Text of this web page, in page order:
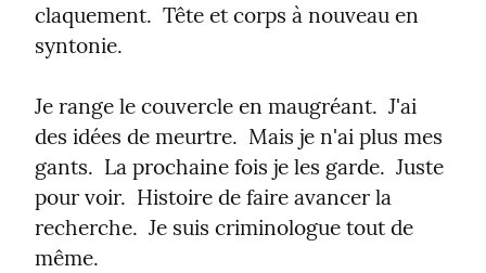
claquement.  Tête et corps à nouveau en
syntonie.
Je range le couvercle en maugréant.  J'ai
des idées de meurtre.  Mais je n'ai plus mes
gants.  La prochaine fois je les garde.  Juste
pour voir.  Histoire de faire avancer la
recherche.  Je suis criminologue tout de
même.